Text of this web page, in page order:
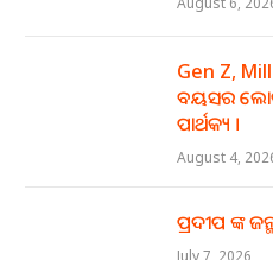
Gen Z,
ବୟସର ଲୋକ
ପାର୍ଥକ୍ୟ ।
August 4,
ପ୍ରଦୀପ ଙ୍କ
July 7, 2026